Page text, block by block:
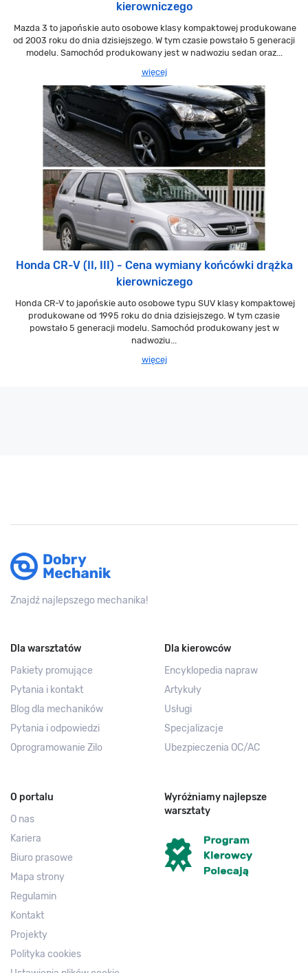
kierowniczego
Mazda 3 to japońskie auto osobowe klasy kompaktowej produkowane
od 2003 roku do dnia dzisiejszego. W tym czasie powstało 5 generacji
modelu. Samochód produkowany jest w nadwoziu sedan oraz...
więcej
Honda CR-V (II, III) - Cena wymiany końcówki drążka
kierowniczego
Honda CR-V to japońskie auto osobowe typu SUV klasy kompaktowej
produkowane od 1995 roku do dnia dzisiejszego. W tym czasie
powstało 5 generacji modelu. Samochód produkowany jest w
nadwoziu...
więcej
Znajdź najlepszego mechanika!
Dla warsztatów
Pakiety promujące
Pytania i kontakt
Blog dla mechaników
Pytania i odpowiedzi
Oprogramowanie Zilo
Dla kierowców
Encyklopedia napraw
Artykuły
Usługi
Specjalizacje
Ubezpieczenia OC/AC
O portalu
O nas
Kariera
Biuro prasowe
Mapa strony
Regulamin
Kontakt
Projekty
Polityka cookies
Wyróżniamy najlepsze
warsztaty